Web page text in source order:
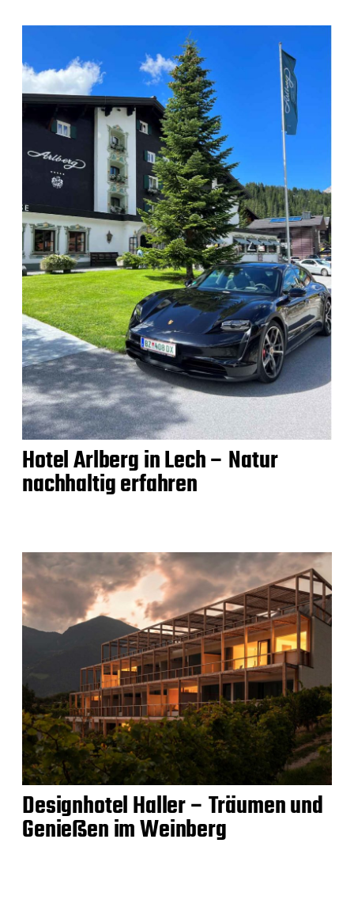
Hotel Arlberg in Lech – Natur
nachhaltig erfahren
Designhotel Haller – Träumen und
Genießen im Weinberg